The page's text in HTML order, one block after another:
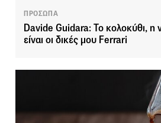
ΠΡΟΣΩΠΑ
Davide Guidara: Το κολοκύθι, η
είναι οι δικές μου Ferrari